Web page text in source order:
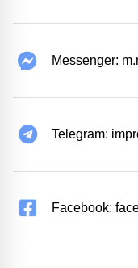
Messenger:
Telegram:
Facebook: